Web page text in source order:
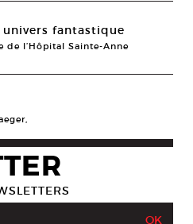
fantastique
de l’Hôpital Sainte-Anne